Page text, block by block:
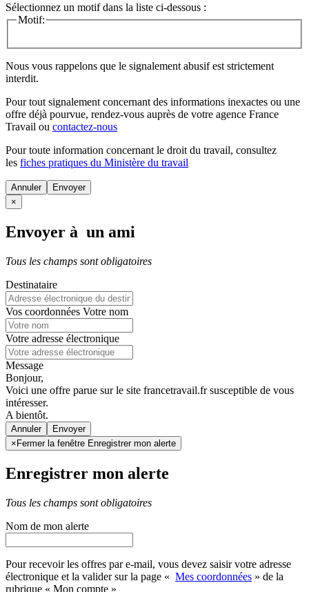
Sélectionnez un motif dans la liste ci-dessous :
Motif:
Nous vous rappelons que le signalement abusif est strictement
interdit.
Pour tout signalement concernant des informations inexactes ou une
offre déjà pourvue, rendez-vous auprès de votre agence France
Travail ou contactez-nous
Pour toute information concernant le droit du travail, consultez
les fiches pratiques du Ministère du travail
Annuler
×
Envoyer à un ami
Tous les champs sont obligatoires
Destinataire
Vos coordonnées Votre nom
Votre adresse électronique
Message
Bonjour,
Voici une offre parue sur le site francetravail.fr susceptible de vous
intéresser.
A bientôt.
Annuler
× Fermer la fenêtre Enregistrer mon alerte
Enregistrer mon alerte
Tous les champs sont obligatoires
Nom de mon alerte
Pour recevoir les offres par e-mail, vous devez saisir votre adresse
électronique et la valider sur la page « Mes coordonnées » de la
rubrique « Mon compte »